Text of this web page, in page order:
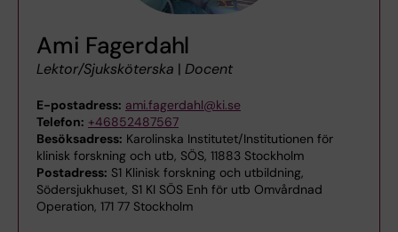
Ami Fagerdahl
Lektor/Sjuksköterska | Docent
E-postadress: ami.fagerdahl@ki.se
Telefon: +46852487567
Besöksadress: Karolinska Institutet/Institutionen för
klinisk forskning och utb, SÖS, 11883 Stockholm
Postadress: S1 Klinisk forskning och utbildning,
Södersjukhuset, S1 KI SÖS Enh för utb Omvårdnad
Operation, 171 77 Stockholm